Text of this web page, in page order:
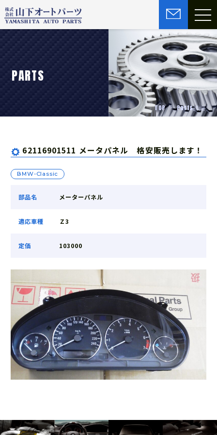
PARTS
TOP Parts詳細
62116901511 メータパネル 格安販売します！
BMW-Classic
部品名 メーターパネル
適応車種 Ｚ3
定価 103000